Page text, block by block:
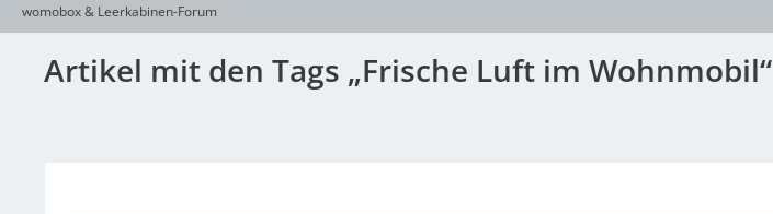
womobox & Leerkabinen-Forum
Artikel mit den Tags „Frische Luft im Wohnmobil“